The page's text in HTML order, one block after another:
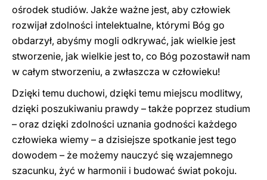
ośrodek studiów. Jakże ważne jest, aby człowiek
rozwijał zdolności intelektualne, którymi Bóg go
obdarzył, abyśmy mogli odkrywać, jak wielkie jest
stworzenie, jak wielkie jest to, co Bóg pozostawił nam
w całym stworzeniu, a zwłaszcza w człowieku!
Dzięki temu duchowi, dzięki temu miejscu modlitwy,
dzięki poszukiwaniu prawdy – także poprzez studium
– oraz dzięki zdolności uznania godności każdego
człowieka wiemy – a dzisiejsze spotkanie jest tego
dowodem – że możemy nauczyć się wzajemnego
szacunku, żyć w harmonii i budować świat pokoju.